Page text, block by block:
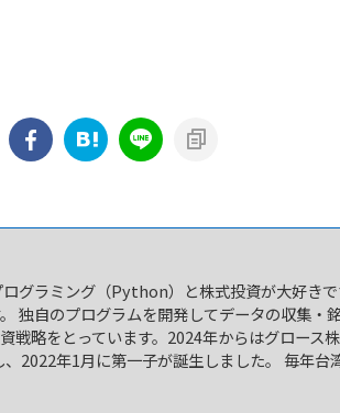
グラミング（Python）と株式投資が大好き
独自のプログラムを開発してデータの収集・
戦略をとっています。2024年からはグロース
2022年1月に第一子が誕生しました。 毎年台